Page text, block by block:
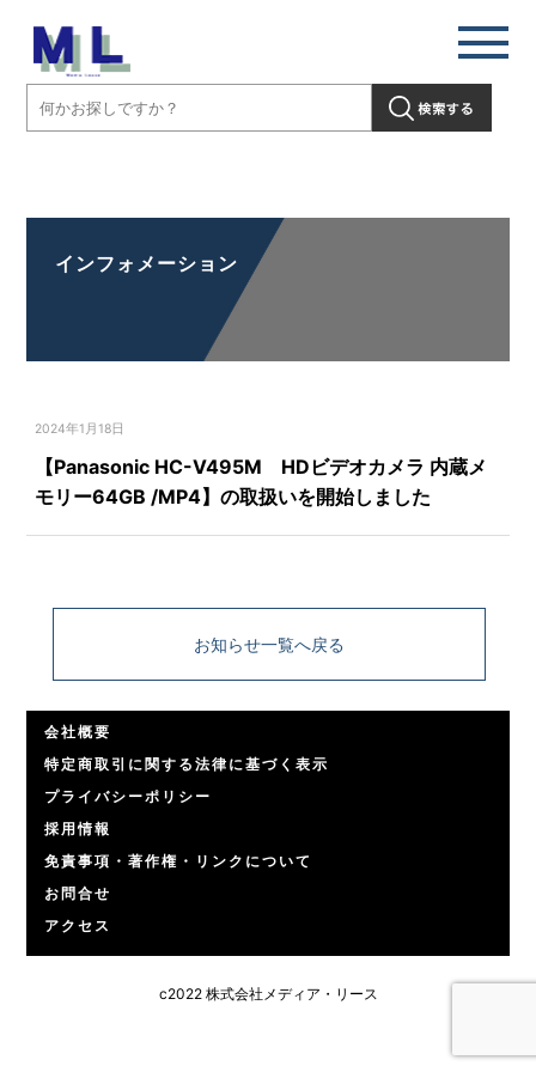
インフォメーション
2024年1月18日
【Panasonic HC-V495M HDビデオカメラ 内蔵メ
モリー64GB /MP4】の取扱いを開始しました
お知らせ一覧へ戻る
会社概要
特定商取引に関する法律に基づく表示
プライバシーポリシー
採用情報
免責事項・著作権・リンクについて
お問合せ
アクセス
c2022 株式会社メディア・リース